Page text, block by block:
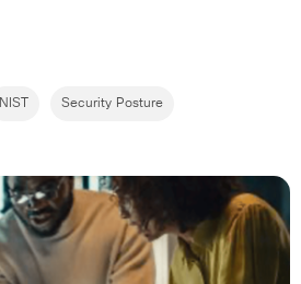
NIST Security Posture